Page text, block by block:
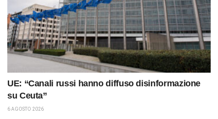
UE: “Canali russi hanno diffuso disinformazione
su Ceuta”
6 AGOSTO 2026